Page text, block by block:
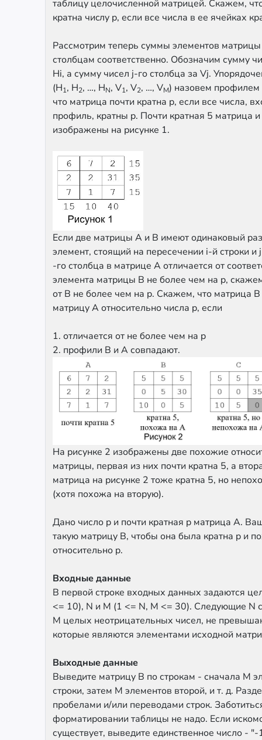
таблицу целочисленной матрицей. Скажем,
кратна чиcлу p, если все числа в ее ячейках
Рассмотрим теперь суммы элементов
столбцам соответственно. Обозначим сумму
Hi, а сумму чисел j-го столбца за Vj.
(H1, H2, …, HN, V1, V2, …, VM) назовем
что матрица почти кратна p, если все числа,
профиль, кратны p. Почти кратная 5 матрица
изображены на рисунке 1.
Если две матрицы A и B имеют одинаковый
элемент, стоящий на пересечении i-й строки и j
-го столбца в матрице A отличается от
элемента матрицы B не более чем на p,
от B не более чем на p. Скажем, что матрица
матрицу A относительно числа p, если
1. отличается от не более чем на p
2. профили B и A совпадают.
На рисунке 2 изображены две похожие
матрицы, первая из них почти кратна 5, а
матрица на рисунке 2 тоже кратна 5, но
(хотя похожа на вторую).
Дано число p и почти кратная p матрица A.
такую матрицу B, чтобы она была кратна p и
относительно p.
Входные данные
В первой строке входных данных задаются
<= 10), N и M (1 <= N, M <= 30). Следующие N
M целых неотрицательных чисел, не
которые являются элементами исходной
Выходные данные
Выведите матрицу B по строкам - сначала M
строки, затем M элементов второй, и т. д.
пробелами и/или переводами строк.
форматировании таблицы не надо. Если
существует, выведите единственное число -